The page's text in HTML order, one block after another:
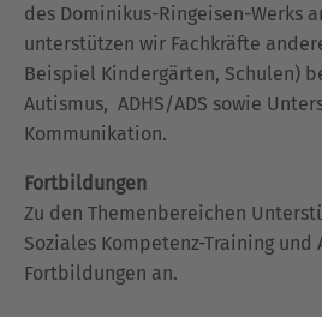
des Dominikus-Ringeisen-Werks
unterstützen wir Fachkräfte
Beispiel Kindergärten, Schulen)
Autismus, ADHS/ADS sowie
Kommunikation.
Fortbildungen
Zu den Themenbereichen
Soziales Kompetenz-Training
Fortbildungen an.